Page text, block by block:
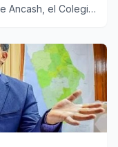
Ancash, el Colegio